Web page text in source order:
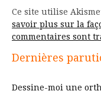
Ce site utilise
savoir plus sur la
commentaires sont
Dernières
Dessine-moi une